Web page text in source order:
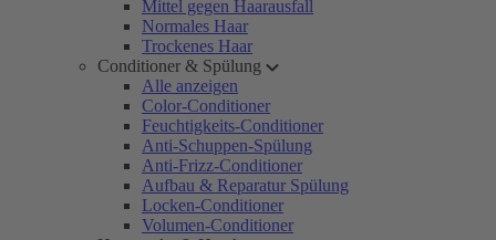
Mittel gegen Haarausfall
Normales Haar
Trockenes Haar
Conditioner & Spülung
Alle anzeigen
Color-Conditioner
Feuchtigkeits-Conditioner
Anti-Schuppen-Spülung
Anti-Frizz-Conditioner
Aufbau & Reparatur Spülung
Locken-Conditioner
Volumen-Conditioner